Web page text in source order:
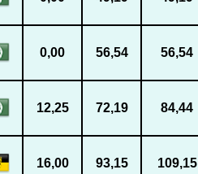
0,00 56,54 56,54
12,25 72,19 84,44
16,00 93,15 109,15